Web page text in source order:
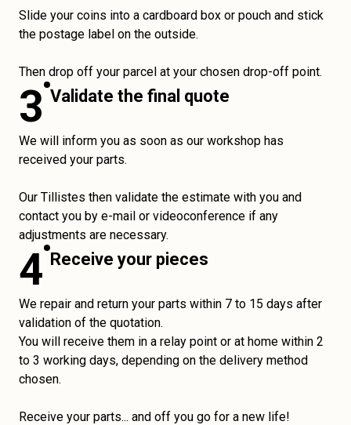
Slide your coins into a cardboard box or pouch and stick
the postage label on the outside.
Then drop off your parcel at your chosen drop-off point.
3 Validate the final quote
We will inform you as soon as our workshop has
received your parts.
Our Tillistes then validate the estimate with you and
contact you by e-mail or videoconference if any
adjustments are necessary.
4 Receive your pieces
We repair and return your parts within 7 to 15 days after
validation of the quotation.
You will receive them in a relay point or at home within 2
to 3 working days, depending on the delivery method
chosen.
Receive your parts... and off you go for a new life!